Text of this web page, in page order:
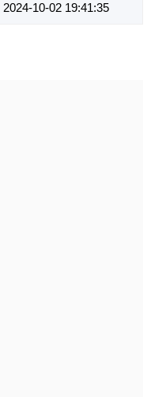
2024-10-02 19:41:35